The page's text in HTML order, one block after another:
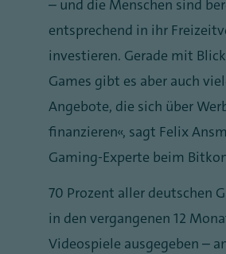
– und die Menschen sind
entsprechend in ihr
investieren. Gerade mit
Games gibt es aber auch
Angebote, die sich über
finanzieren“, sagt Felix
Gaming-Experte beim
70 Prozent aller deutschen
in den vergangenen 12
Videospiele ausgegeben –